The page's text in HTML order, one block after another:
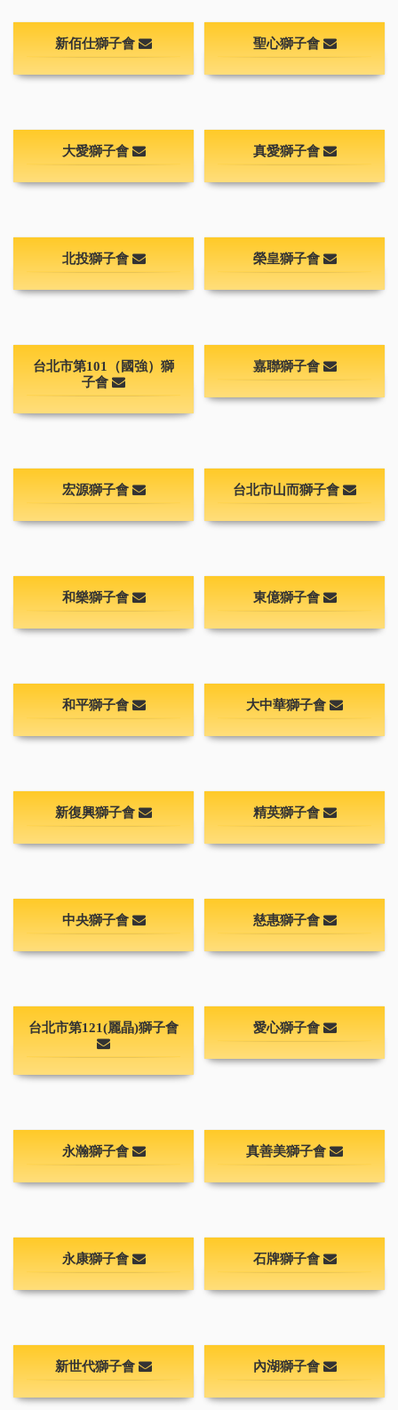
新佰仕獅子會 聖心獅子會
大愛獅子會 真愛獅子會
北投獅子會 榮皇獅子會
台北市第101（國強）獅
子會
嘉聯獅子會
宏源獅子會 台北市山而獅子會
和樂獅子會 東億獅子會
和平獅子會 大中華獅子會
新復興獅子會 精英獅子會
中央獅子會 慈惠獅子會
台北市第121(麗晶)獅子會 愛心獅子會
永瀚獅子會 真善美獅子會
永康獅子會 石牌獅子會
新世代獅子會 內湖獅子會